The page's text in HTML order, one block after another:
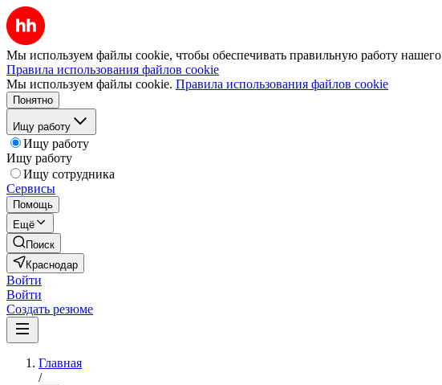
Мы используем файлы cookie, чтобы обеспечивать правильную работу нашего
Правила использования файлов cookie
Мы используем файлы cookie. Правила использования файлов cookie
Понятно
Ищу работу
Ищу работу
Ищу работу
Ищу сотрудника
Сервисы
Помощь
Ещё
Поиск
Краснодар
Войти
Войти
Создать резюме
Главная
/